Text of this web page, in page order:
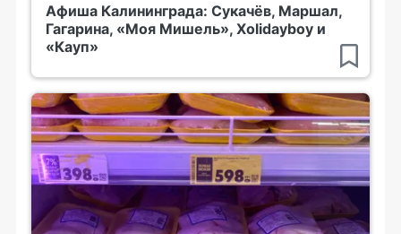
Афиша Калининграда: Сукачёв, Маршал,
Гагарина, «Моя Мишель», Xolidayboy и
«Кауп»